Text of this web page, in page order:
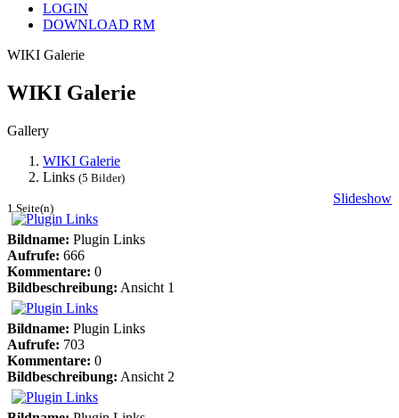
LOGIN
DOWNLOAD RM
WIKI Galerie
WIKI Galerie
Gallery
WIKI Galerie
Links (5 Bilder)
1 Seite(n)
Slideshow
Bildname: Plugin Links
Aufrufe: 666
Kommentare: 0
Bildbeschreibung: Ansicht 1
Bildname: Plugin Links
Aufrufe: 703
Kommentare: 0
Bildbeschreibung: Ansicht 2